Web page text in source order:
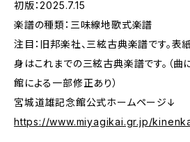
初版：2025.7.15
楽譜の種類：三味線地歌式楽譜
注目：旧邦楽社、三絃古典楽譜です。表
身はこれまでの三絃古典楽譜です。（曲
館による一部修正あり）
宮城道雄記念館公式ホームページ↓
https://www.miyagikai.gr.jp/